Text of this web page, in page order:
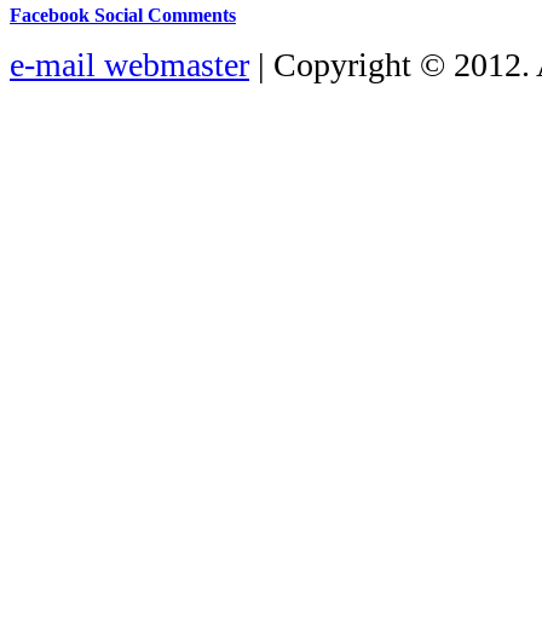
Facebook Social Comments
e-mail webmaster | Copyright © 2012.